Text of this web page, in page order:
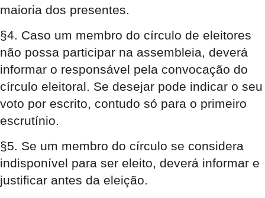
maioria dos presentes.
§4. Caso um membro do círculo de eleitores
não possa participar na assembleia, deverá
informar o responsável pela convocação do
círculo eleitoral. Se desejar pode indicar o seu
voto por escrito, contudo só para o primeiro
escrutínio.
§5. Se um membro do círculo se considera
indisponível para ser eleito, deverá informar e
justificar antes da eleição.